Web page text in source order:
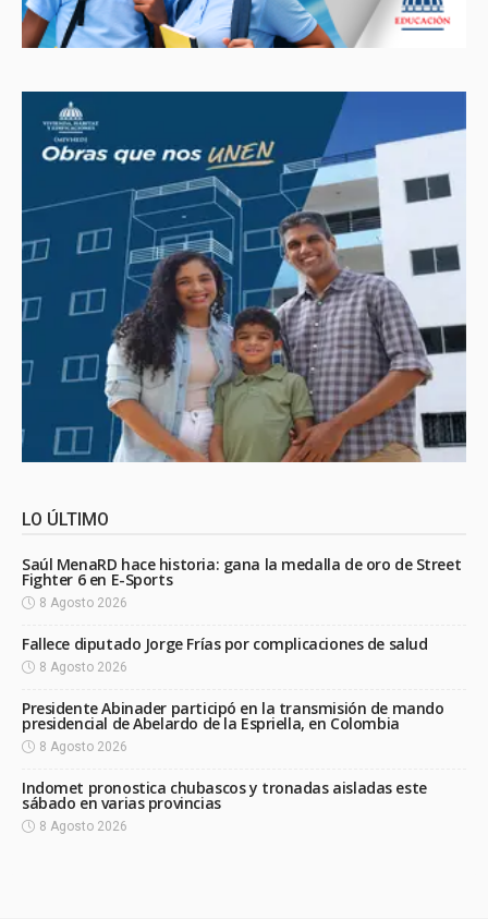
LO ÚLTIMO
Saúl MenaRD hace historia: gana la medalla de oro de Street
Fighter 6 en E-Sports
8 Agosto 2026
Fallece diputado Jorge Frías por complicaciones de salud
8 Agosto 2026
Presidente Abinader participó en la transmisión de mando
presidencial de Abelardo de la Espriella, en Colombia
8 Agosto 2026
Indomet pronostica chubascos y tronadas aisladas este
sábado en varias provincias
8 Agosto 2026